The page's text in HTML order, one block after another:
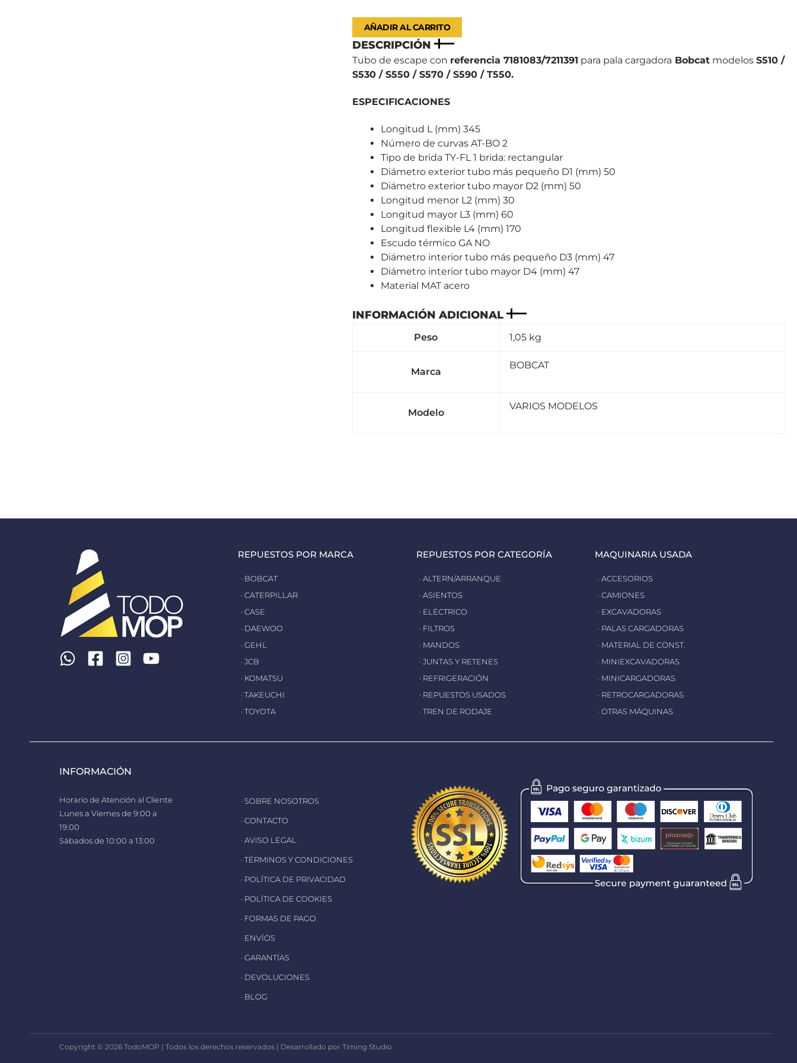
AÑADIR AL CARRITO
DESCRIPCIÓN
Tubo de escape con referencia 7181083/7211391 para pala cargadora Bobcatmodelos S510 /
S530 / S550 / S570 / S590 / T550.
ESPECIFICACIONES
Longitud L (mm) 345
Número de curvas AT-BO 2
Tipo de brida TY-FL 1 brida: rectangular
Diámetro exterior tubo más pequeño D1 (mm) 50
Diámetro exterior tubo mayor D2 (mm) 50
Longitud menor L2 (mm) 30
Longitud mayor L3 (mm) 60
Longitud flexible L4 (mm) 170
Escudo térmico GA NO
Diámetro interior tubo más pequeño D3 (mm) 47
Diámetro interior tubo mayor D4 (mm) 47
Material MAT acero
INFORMACIÓN ADICIONAL
Peso 1,05 kg
Marca
BOBCAT
Modelo
VARIOS MODELOS
REPUESTOS POR MARCA
· BOBCAT
· CATERPILLAR
· CASE
· DAEWOO
· GEHL
· JCB
· KOMATSU
· TAKEUCHI
· TOYOTA
REPUESTOS POR CATEGORÍA
· ALTERN/ARRANQUE
· ASIENTOS
· ELÉCTRICO
· FILTROS
· MANDOS
· JUNTAS Y RETENES
· REFRIGERACIÓN
· REPUESTOS USADOS
· TREN DE RODAJE
MAQUINARIA USADA
· ACCESORIOS
· CAMIONES
· EXCAVADORAS
· PALAS CARGADORAS
· MATERIAL DE CONST.
· MINIEXCAVADORAS
· MINICARGADORAS
· RETROCARGADORAS
· OTRAS MÁQUINAS
INFORMACIÓN
Horario de Atención al Cliente
Lunes a Viernes de 9:00 a
19:00
Sábados de 10:00 a 13:00
· SOBRE NOSOTROS
· CONTACTO
· AVISO LEGAL
· TÉRMINOS Y CONDICIONES
· POLÍTICA DE PRIVACIDAD
· POLÍTICA DE COOKIES
· FORMAS DE PAGO
· ENVÍOS
· GARANTÍAS
· DEVOLUCIONES
· BLOG
Copyright © 2026 TodoMOP | Todos los derechos reservados | Desarrollado por Timing Studio